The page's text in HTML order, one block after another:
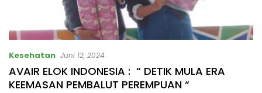
Kesehatan Juni 12, 2024
AVAIR ELOK INDONESIA : “ DETIK MULA ERA
KEEMASAN PEMBALUT PEREMPUAN “